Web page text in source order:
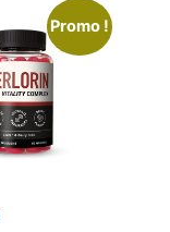
Promo !